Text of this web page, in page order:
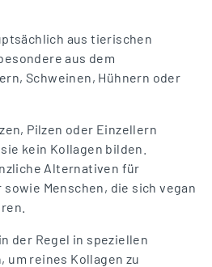
aus tierischen
aus dem
Schweinen, Hühnern oder
Pilzen oder Einzellern
kein Kollagen bilden.
Alternativen für
Menschen, die sich vegan
der Regel in speziellen
um reines Kollagen zu